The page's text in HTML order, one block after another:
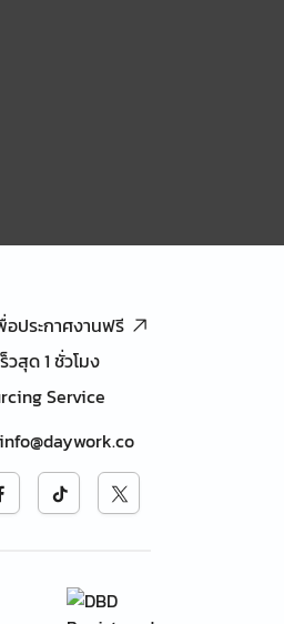
อประกาศงานฟรี
วสุด 1 ชั่วโมง
Service
info@daywork.co